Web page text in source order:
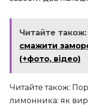
Читайте також:
смажити
(+фото, відео)
Читайте також:
лимонника: як